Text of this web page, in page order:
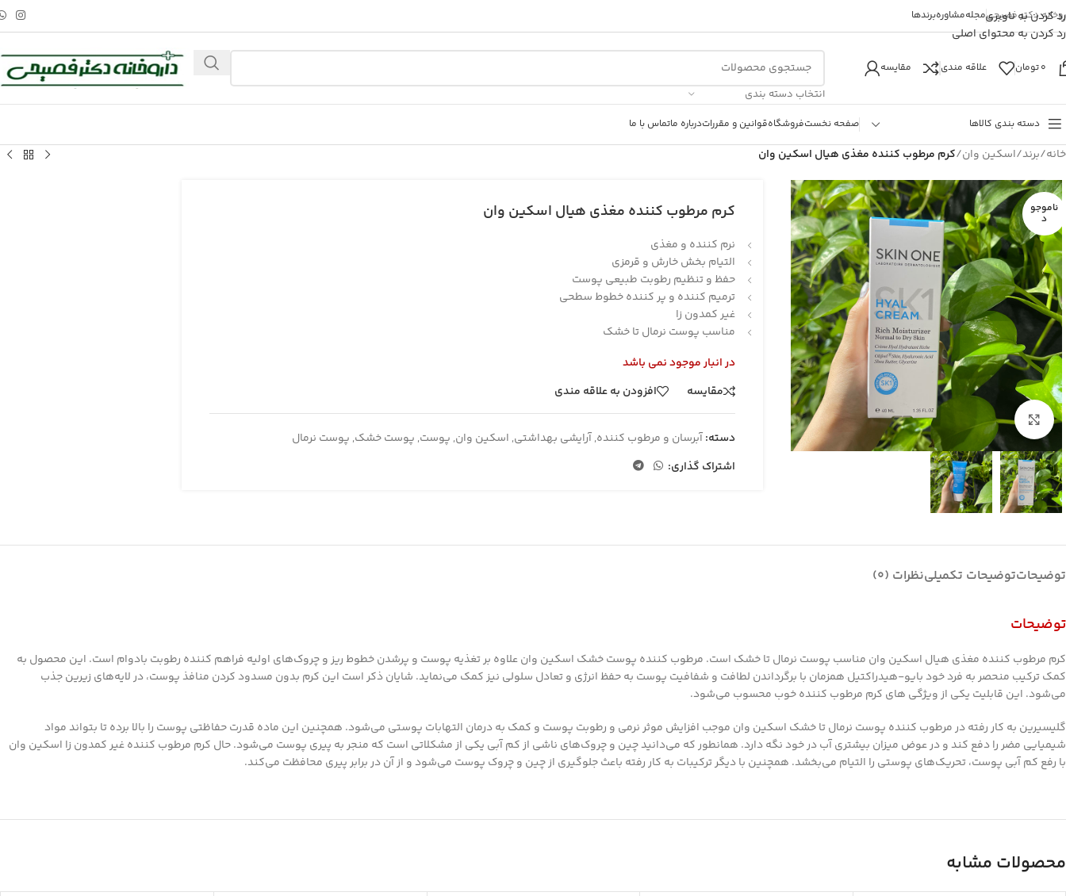
رد کردن به ناوبری
رد کردن به محتوای اصلی
دکتر فصیحیمجلهمشاورهبرندها
0تومان علاقه مندی مقایسه
انتخاب دسته بندی
دسته بندی کالاها صفحه نخستفروشگاهقوانین و مقرراتدرباره ماتماس با ما
خانه/برند/اسکین وان/کرم مرطوب کننده مغذی هیال اسکین وان
ناموجو
د
بزرگنمایی تصویر
کرم مرطوب کننده مغذی هیال اسکین وان
نرم کننده و مغذی
التیام بخش خارش و قرمزی
حفظ و تنظیم رطوبت طبیعی پوست
ترمیم کننده و پر کننده خطوط سطحی
غیر کمدون زا
مناسب پوست نرمال تا خشک
در انبار موجود نمی باشد
مقایسه
افزودن به علاقه مندی
دسته:آبرسان و مرطوب کننده,آرایشی بهداشتی, اسکین وان, پوست, پوست خشک, پوست نرمال
اشتراک گذاری:
توضیحاتتوضیحات تکمیلینظرات (0)
توضیحات
کرم مرطوب کننده مغذی هیال اسکین وان مناسب پوست نرمال تا خشک است. مرطوب کننده پوست خشک اسکین وان علاوه بر تغذیه پوست و پرشدن خطوط ریز و چروک‌های اولیه فراهم کننده رطوبت بادوام است. این محصول به
کمک ترکیب منحصر به فرد خود بایو-هیدراکتیل همزمان با برگرداندن لطافت و شفافیت پوست به حفظ انرژی و تعادل سلولی نیز کمک می‌نماید. شایان ذکر است این کرم بدون مسدود کردن منافذ پوست، در لایه‌های زیرین جذب
می‌شود. این قابلیت یکی از ویژگی های کرم مرطوب کننده خوب محسوب می‌شود.
گلیسیرین به کار رفته در مرطوب کننده پوست نرمال تا خشک اسکین وان موجب افزایش موثر نرمی و رطوبت پوست و کمک به درمان التهابات پوستی می‌شود. همچنین این ماده قدرت حفاظتی پوست را بالا برده تا بتواند مواد
شیمیایی مضر را دفع کند و در عوض میزان بیشتری آب در خود نگه دارد. همانطور که می‌دانید چین و چروک‌های ناشی از کم آبی یکی از مشکلاتی است که منجر به پیری پوست می‌شود. حال کرم مرطوب کننده غیر کمدون زا اسکین وان
با رفع کم آبی پوست، تحریک‌های پوستی را التیام می‌بخشد. همچنین با دیگر ترکیبات به کار رفته باعث جلوگیری از چین و چروک پوست می‌شود و از آن در برابر پیری محافظت می‌کند.
محصولات مشابه